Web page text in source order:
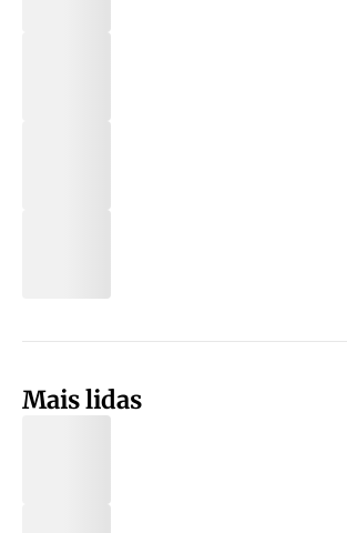
Mais lidas